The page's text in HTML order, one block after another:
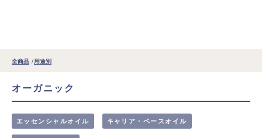
全商品 用途別
オーガニック
エッセンシャルオイル キャリア・ベースオイル